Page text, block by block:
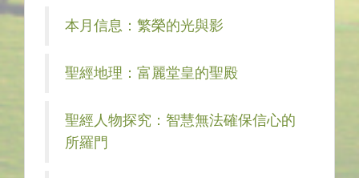
本月信息：繁榮的光與影
聖經地理：富麗堂皇的聖殿
聖經人物探究：智慧無法確保信心的
所羅門